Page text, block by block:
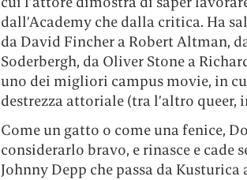
dall’Academy che dalla critica. Ha
da David Fincher a Robert Altman,
Soderbergh, da Oliver Stone a
uno dei migliori campus movie, in
destrezza attoriale (tra l’altro queer,
Come un gatto o come una fenice,
considerarlo bravo, e rinasce e cade
Johnny Depp che passa da Kusturica